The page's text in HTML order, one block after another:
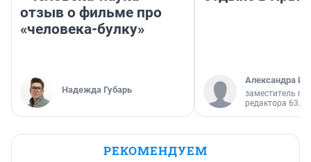
отзыв о фильме про
«человека-булку»
Надежда Губарь
Александра
заместитель
редактора 63.RU
РЕКОМЕНДУЕМ